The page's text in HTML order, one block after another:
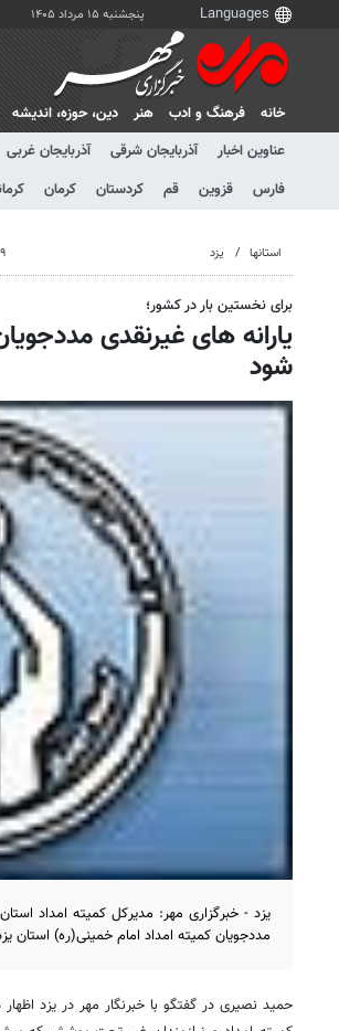
پنجشنبه ۱۵ مرداد ۱۴۰۵
خانه فرهنگ و ادب هنر دين، حوزه، انديشه
عناوین اخبار
آذربایجان شرقی آذربایجان غربی
فارس
قزوین قم کردستان کرمان
استانها یزد ۲۹
برای نخستین بار در کشور؛
یارانه ‌های غیرنقدی
شود
یزد - خبرگزاری مهر: مدیرکل کمیته امداد
مددجویان کمیته امداد امام خمینی(ره) استان
حمید نصیری در گفتگو با خبرنگار مهر در یزد